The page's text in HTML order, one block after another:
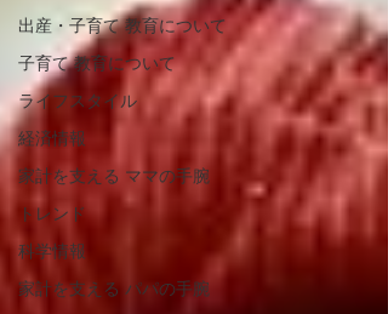
出産・子育て ​教育について
子育て ​教育について
ライフスタイル
経済情報
家計を支える ママの手腕
トレンド
科学情報
家計を支える パパの手腕